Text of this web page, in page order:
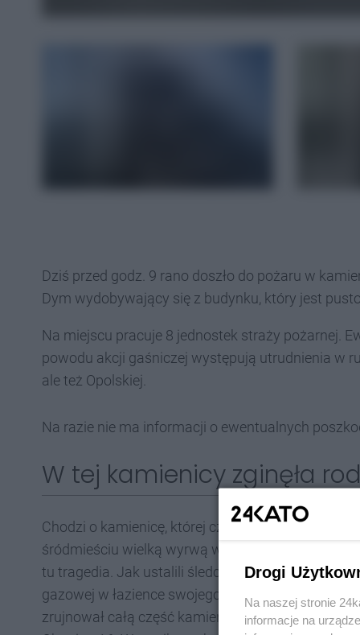
Dziś przed godz. 9 rano doszło do pożaru w
Dym wydobywający się z budynku, który jest
Na miejscu pracuje 8 jednostek straży pożarnej.
powodu akcji gaśniczej występują utrudnienia w
ale też Opolskiej.
Na razie nie ma informacji o ewentualnych
W tej kamienicy zginęła
Chodzi o kamienicę, której część zawaliła się po
śródmieściu wielką wyrwą w zwartej zabudowie
tu tragedia. Jak ustalili śledczy, jeden z lokatorów
gazowej w łazience swojego mieszkania, czym
zrujnował całą część kamienicy od strony ul.
Drogi
Na naszej stronie
informacje na